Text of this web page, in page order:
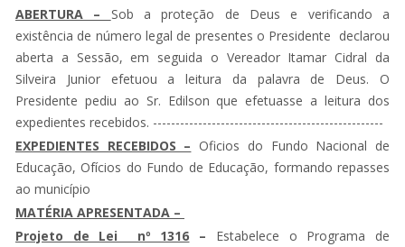
ABERTURA – Sob a proteção de Deus e verificando a
existência de número legal de presentes o Presidente declarou
aberta a Sessão, em seguida o Vereador Itamar Cidral da
Silveira Junior efetuou a leitura da palavra de Deus. O
Presidente pediu ao Sr. Edilson que efetuasse a leitura dos
expedientes recebidos. ---------------------------------------------------
EXPEDIENTES RECEBIDOS – Oficios do Fundo Nacional de
Educação, Ofícios do Fundo de Educação, formando repasses
ao município
MATÉRIA APRESENTADA –
Projeto de Lei nº 1316 – Estabelece o Programa de